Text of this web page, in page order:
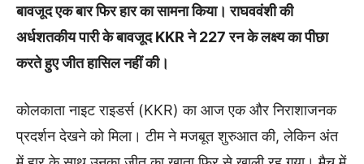
बावजूद एक बार फिर हार का सामना किया। राघववंशी की
अर्धशतकीय पारी के बावजूद KKR ने 227 रन के लक्ष्य का पीछा
करते हुए जीत हासिल नहीं की।
कोलकाता नाइट राइडर्स (KKR) का आज एक और निराशाजनक
प्रदर्शन देखने को मिला। टीम ने मजबूत शुरुआत की, लेकिन अंत